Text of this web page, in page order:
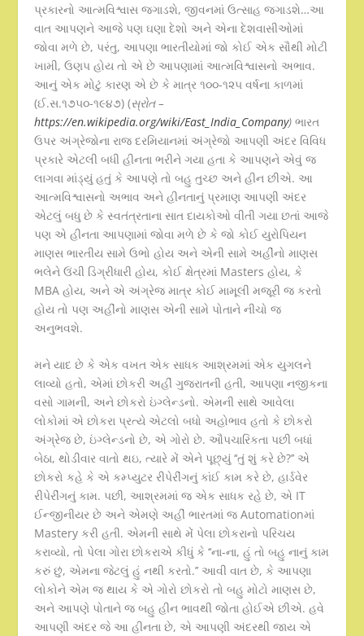
પ્રકારનો આત્મવિશ્વાસ જગાડશે, જીવનમાં ઉત્સાહ જગાડશે…આ
વાત આપણને આજે પણ ઘણા દેશો અને એના દેશવાસીઓમાં
જોવા મળે છે, પરંતુ, આપણા ભારતીયોમાં જો કોઈ એક સૌથી મોટી
ખામી, ઉણપ હોય તો એ છે આપણામાં આત્મવિશ્વાસનો અભાવ.
આનું એક મોટું કારણ એ છે કે માત્ર ૧૦૦-૧૨૫ વર્ષના કાળમાં
(ઈ.સ.૧૭૫૦-૧૯૪૭) (સ્રોત –
https://en.wikipedia.org/wiki/East_India_Company)ભારત
ઉપર અંગ્રેજોના રાજ દરમિયાનમાં અંગ્રેજો આપણી અંદર વિવિધ
પ્રકારે એટલી બધી હીનતા ભરીને ગયા હતા કે આપણને એવું જ
લાગવા માંડ્યું હતું કે આપણે તો બહુ તુચ્છ અને હીન છીએ. આ
આત્મવિશ્વાસનો અભાવ અને હીનતાનું પ્રમાણ આપણી અંદર
એટલું બધુ છે કે સ્વતંત્રતાના સાત દાયકોઓ વીતી ગયા છતાં આજે
પણ એ હીનતા આપણામાં જોવા મળે છે કે જો કોઈ યુરોપિયન
માણસ ભારતીય સામે ઉભો હોય અને એની સામે અહીંનો માણસ
ભલેને ઉંચી ડિગ્રીધારી હોય, કોઈ ક્ષેત્રમાં Masters હોય, કે
MBA હોય, અને એ અંગ્રેજ માત્ર કોઈ મામૂલી મજૂરી જ કરતો
હોય તો પણ અહીંનો માણસ એની સામે પોતાને નીચો જ
અનુભવશે.
મને યાદ છે કે એક વખત એક સાધક આશ્રમમાં એક યુગલને
લાવ્યો હતો, એમાં છોકરી અહીં ગુજરાતની હતી, આપણા નજીકના
વસો ગામની, અને છોકરો ઇંગ્લેન્ડનો. એમની સાથે આવેલા
લોકોમાં એ છોકરા પ્રત્યે એટલો બધો અહોભાવ હતો કે છોકરો
અંગ્રેજ છે, ઇંગ્લેન્ડનો છે, એ ગોરો છે. ઔપચારિકતા પછી બધાં
બેઠા, થોડીવાર વાતો થઇ, ત્યારે મેં એને પૂછ્યું ‘‘તું શું કરે છે?’’ એ
છોકરો કહે કે એ કમ્પ્યુટર રીપેરીંગનું કાંઈ કામ કરે છે, હાર્ડવેર
રીપેરીંગનું કામ. પછી, આશ્રમમાં જ એક સાધક રહે છે, એ IT
ઈન્જીનીયર છે અને એમણે અહીં ભારતમાં જ Automationમાં
Mastery કરી હતી. એમની સાથે મેં પેલા છોકરાનો પરિચય
કરાવ્યો, તો પેલા ગોરા છોકરાએ કીધું કે ‘‘ના-ના, હું તો બહુ નાનું કામ
કરું છું, એમના જેટલું હું નથી કરતો.’’ આવી વાત છે, કે આપણા
લોકોને એમ જ થાય કે એ ગોરો છોકરો તો બહુ મોટો માણસ છે,
અને આપણે પોતાને જ બહુ હીન ભાવથી જોતા હોઈએ છીએ. હવે
આપણી અંદર જે આ હીનતા છે, એ આપણી અંદરથી જાય એ